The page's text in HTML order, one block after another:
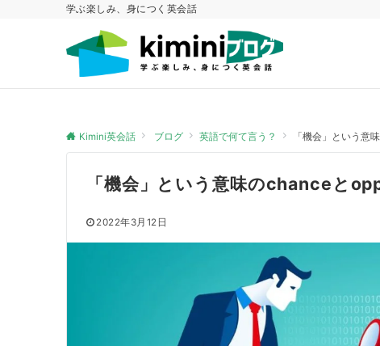
学ぶ楽しみ、身につく英会話
Kimini英会話 ブログ 英語で何て言う？ 「機会」という意
「機会」という意味のchanceと
2022年3月12日